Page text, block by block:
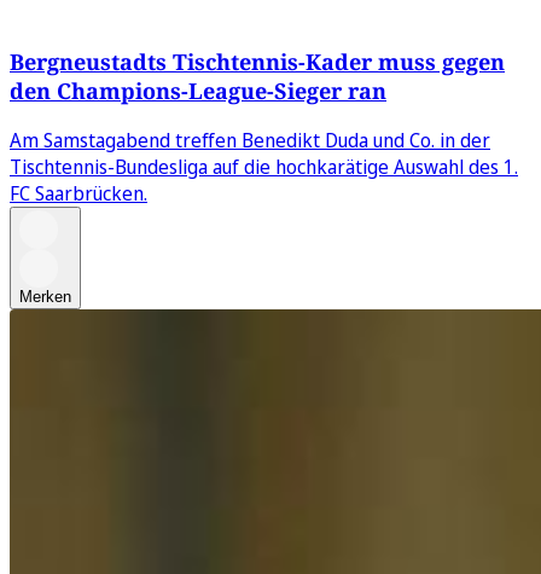
Bergneustadts Tischtennis-Kader muss gegen
den Champions-League-Sieger ran
Am Samstagabend treffen Benedikt Duda und Co. in der
Tischtennis-Bundesliga auf die hochkarätige Auswahl des 1.
FC Saarbrücken.
Merken